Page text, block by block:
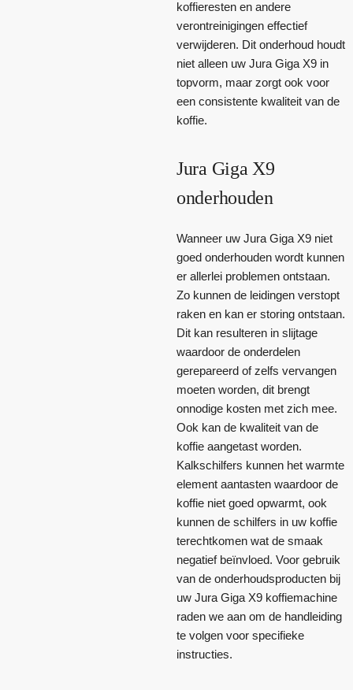
koffieresten en andere
verontreinigingen effectief
verwijderen. Dit onderhoud houdt
niet alleen uw Jura Giga X9 in
topvorm, maar zorgt ook voor
een consistente kwaliteit van de
koffie.
Jura Giga X9
onderhouden
Wanneer uw Jura Giga X9 niet
goed onderhouden wordt kunnen
er allerlei problemen ontstaan.
Zo kunnen de leidingen verstopt
raken en kan er storing ontstaan.
Dit kan resulteren in slijtage
waardoor de onderdelen
gerepareerd of zelfs vervangen
moeten worden, dit brengt
onnodige kosten met zich mee.
Ook kan de kwaliteit van de
koffie aangetast worden.
Kalkschilfers kunnen het warmte
element aantasten waardoor de
koffie niet goed opwarmt, ook
kunnen de schilfers in uw koffie
terechtkomen wat de smaak
negatief beïnvloed. Voor gebruik
van de onderhoudsproducten bij
uw Jura Giga X9 koffiemachine
raden we aan om de handleiding
te volgen voor specifieke
instructies.